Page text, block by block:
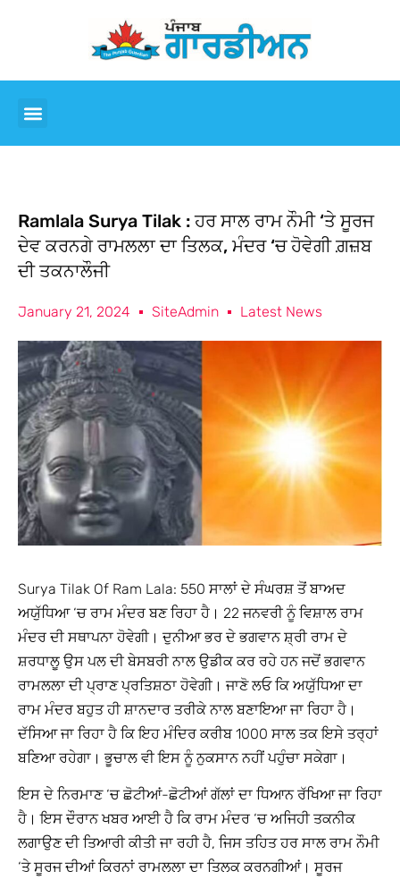
Ramlala Surya Tilak : ਹਰ ਸਾਲ ਰਾਮ ਨੌਮੀ ‘ਤੇ ਸੂਰਜ
ਦੇਵ ਕਰਨਗੇ ਰਾਮਲਲਾ ਦਾ ਤਿਲਕ, ਮੰਦਰ ‘ਚ ਹੋਵੇਗੀ ਗ਼ਜ਼ਬ
ਦੀ ਤਕਨਾਲੌਜੀ
January 21, 2024 SiteAdmin Latest News
Surya Tilak Of Ram Lala: 550 ਸਾਲਾਂ ਦੇ ਸੰਘਰਸ਼ ਤੋਂ ਬਾਅਦ
ਅਯੁੱਧਿਆ ‘ਚ ਰਾਮ ਮੰਦਰ ਬਣ ਰਿਹਾ ਹੈ। 22 ਜਨਵਰੀ ਨੂੰ ਵਿਸ਼ਾਲ ਰਾਮ
ਮੰਦਰ ਦੀ ਸਥਾਪਨਾ ਹੋਵੇਗੀ। ਦੁਨੀਆ ਭਰ ਦੇ ਭਗਵਾਨ ਸ਼੍ਰੀ ਰਾਮ ਦੇ
ਸ਼ਰਧਾਲੂ ਉਸ ਪਲ ਦੀ ਬੇਸਬਰੀ ਨਾਲ ਉਡੀਕ ਕਰ ਰਹੇ ਹਨ ਜਦੋਂ ਭਗਵਾਨ
ਰਾਮਲਲਾ ਦੀ ਪ੍ਰਾਣ ਪ੍ਰਤਿਸ਼ਠਾ ਹੋਵੇਗੀ। ਜਾਣੋ ਲਓ ਕਿ ਅਯੁੱਧਿਆ ਦਾ
ਰਾਮ ਮੰਦਰ ਬਹੁਤ ਹੀ ਸ਼ਾਨਦਾਰ ਤਰੀਕੇ ਨਾਲ ਬਣਾਇਆ ਜਾ ਰਿਹਾ ਹੈ।
ਦੱਸਿਆ ਜਾ ਰਿਹਾ ਹੈ ਕਿ ਇਹ ਮੰਦਿਰ ਕਰੀਬ 1000 ਸਾਲ ਤਕ ਇਸੇ ਤਰ੍ਹਾਂ
ਬਣਿਆ ਰਹੇਗਾ। ਭੂਚਾਲ ਵੀ ਇਸ ਨੂੰ ਨੁਕਸਾਨ ਨਹੀਂ ਪਹੁੰਚਾ ਸਕੇਗਾ।
ਇਸ ਦੇ ਨਿਰਮਾਣ ‘ਚ ਛੋਟੀਆਂ-ਛੋਟੀਆਂ ਗੱਲਾਂ ਦਾ ਧਿਆਨ ਰੱਖਿਆ ਜਾ ਰਿਹਾ
ਹੈ। ਇਸ ਦੌਰਾਨ ਖਬਰ ਆਈ ਹੈ ਕਿ ਰਾਮ ਮੰਦਰ ‘ਚ ਅਜਿਹੀ ਤਕਨੀਕ
ਲਗਾਉਣ ਦੀ ਤਿਆਰੀ ਕੀਤੀ ਜਾ ਰਹੀ ਹੈ, ਜਿਸ ਤਹਿਤ ਹਰ ਸਾਲ ਰਾਮ ਨੌਮੀ
‘ਤੇ ਸੂਰਜ ਦੀਆਂ ਕਿਰਨਾਂ ਰਾਮਲਲਾ ਦਾ ਤਿਲਕ ਕਰਨਗੀਆਂ। ਸੂਰਜ